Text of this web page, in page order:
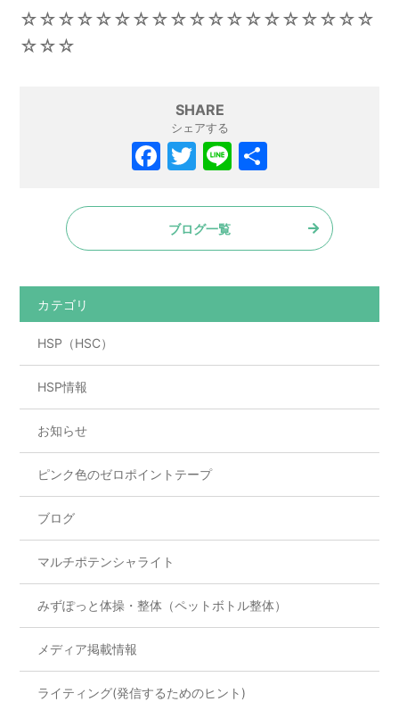
☆☆☆☆☆☆☆☆☆☆☆☆☆☆☆☆☆☆☆
☆☆☆
SHARE
シェアする
F
c
e
o
k
T
itt
er
Li
e
ブログ一覧
カテゴリ
HSP（HSC）
HSP情報
お知らせ
ピンク色のゼロポイントテープ
ブログ
マルチポテンシャライト
みずぽっと体操・整体（ペットボトル整体）
メディア掲載情報
ライティング(発信するためのヒント)